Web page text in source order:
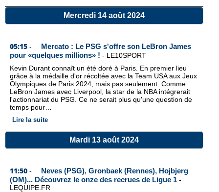
Mercredi 14 août 2024
05:15 -
Mercato : Le PSG s'offre son LeBron James
pour «quelques millions» ! - LE10SPORT
Kevin Durant connaît un été doré à Paris. En premier lieu
grâce à la médaille d'or récoltée avec la Team USA aux Jeux
Olympiques de Paris 2024, mais pas seulement. Comme
LeBron James avec Liverpool, la star de la NBA intégrerait
l'actionnariat du PSG. Ce ne serait plus qu'une question de
temps pour…
Lire la suite
Mardi 13 août 2024
11:50 -
Neves (PSG), Gronbaek (Rennes), Hojbjerg
(OM)... Découvrez le onze des recrues de Ligue 1 -
LEQUIPE.FR